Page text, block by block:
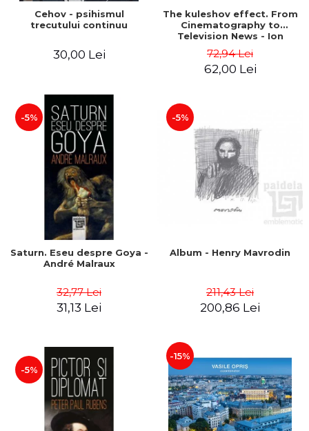
Cehov - psihismul
trecutului continuu
30,00 Lei
The kuleshov effect. From
Cinematography to
Television News - Ion
Chelu, Monica Ilie-Prica
72,94 Lei
62,00 Lei
-5%
Saturn. Eseu despre Goya -
André Malraux
32,77 Lei
31,13 Lei
-5%
Album - Henry Mavrodin
211,43 Lei
200,86 Lei
-5%
-15%